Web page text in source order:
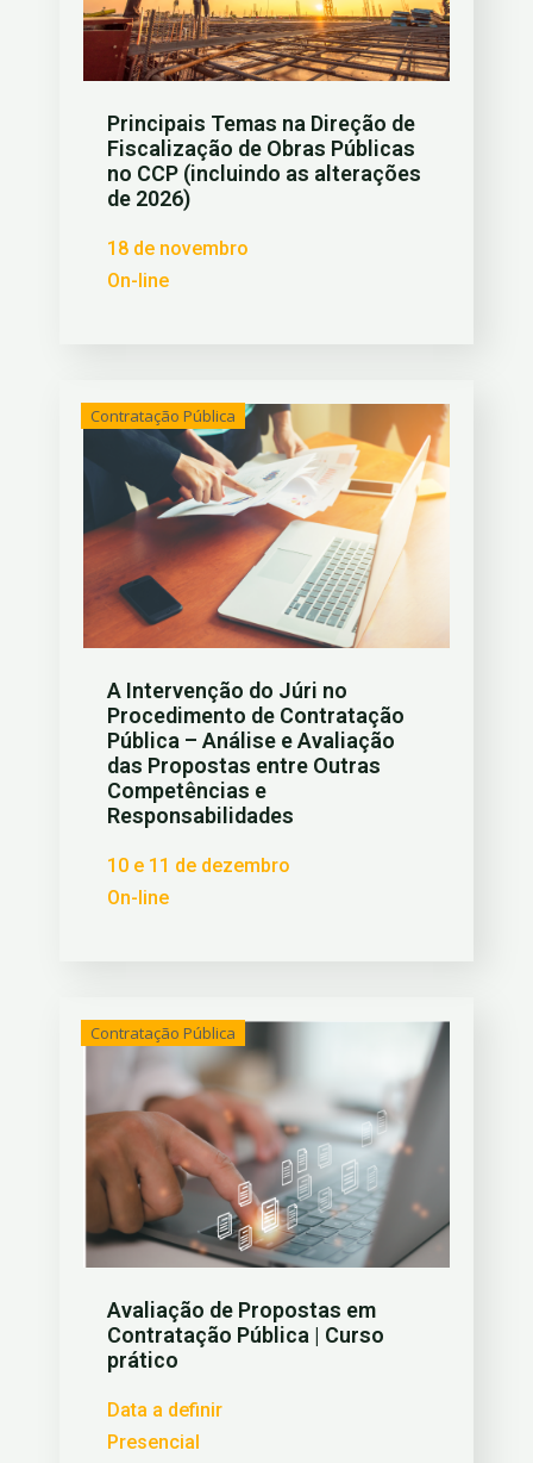
Principais Temas na Direção de
Fiscalização de Obras Públicas
no CCP (incluindo as alterações
de 2026)
18 de novembro
On-line
Contratação Pública
A Intervenção do Júri no
Procedimento de Contratação
Pública – Análise e Avaliação
das Propostas entre Outras
Competências e
Responsabilidades
10 e 11 de dezembro
On-line
Contratação Pública
Avaliação de Propostas em
Contratação Pública | Curso
prático
Data a definir
Presencial